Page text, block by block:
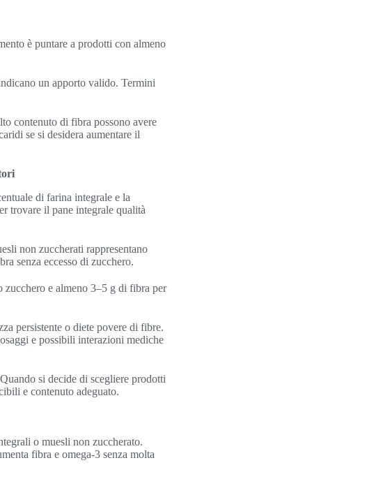
è puntare a prodotti con almeno
un apporto valido. Termini
contenuto di fibra possono avere
se si desidera aumentare il
di farina integrale e la
trovare il pane integrale qualità
non zuccherati rappresentano
senza eccesso di zucchero.
e almeno 3–5 g di fibra per
persistente o diete povere di fibre.
e possibili interazioni mediche
si decide di scegliere prodotti
e contenuto adeguato.
o muesli non zuccherato.
fibra e omega‑3 senza molta